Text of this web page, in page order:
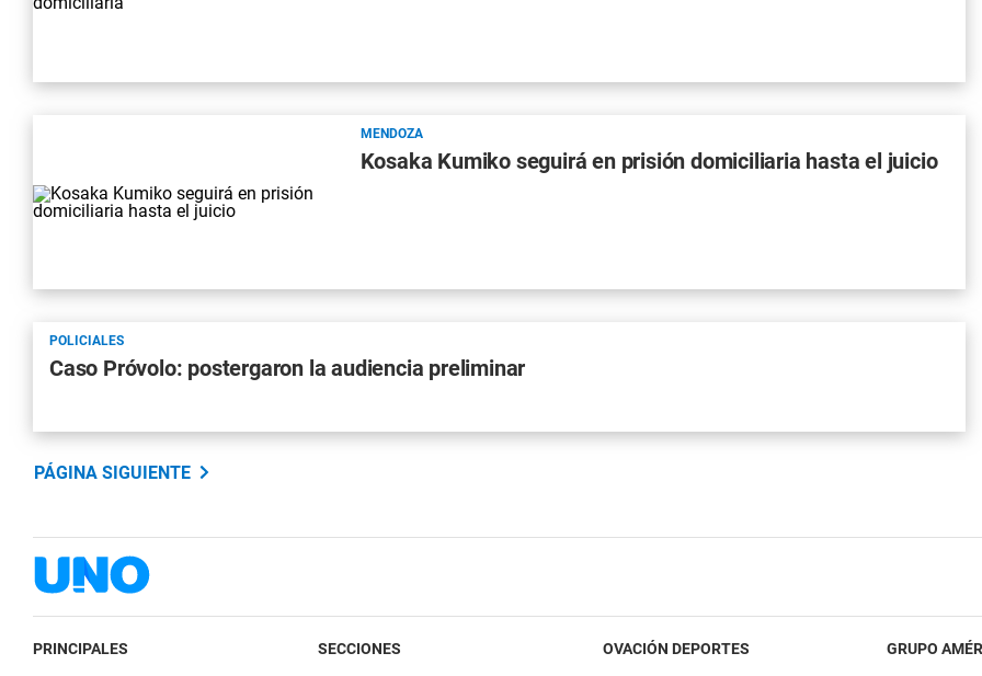
MENDOZA
Kosaka Kumiko seguirá en prisión domiciliaria hasta el juicio
POLICIALES
Caso Próvolo: postergaron la audiencia preliminar
PÁGINA SIGUIENTE
PRINCIPALES SECCIONES OVACIÓN DEPORTES GRUPO